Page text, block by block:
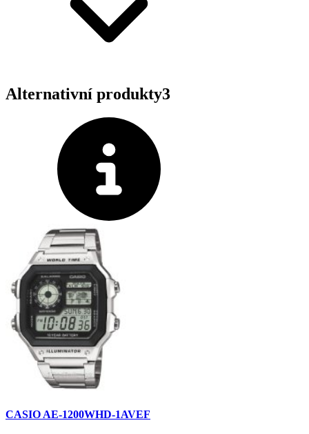
Alternativní produkty3
CASIO AE-1200WHD-1AVEF